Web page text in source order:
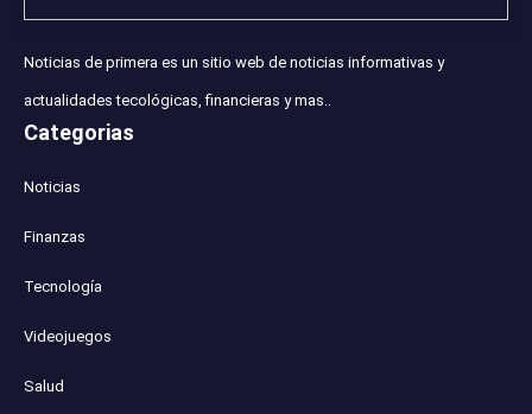
Noticias de primera es un sitio web de noticias informativas y
actualidades tecológicas, financieras y mas..
Categorias
Noticias
Finanzas
Tecnología
Videojuegos
Salud